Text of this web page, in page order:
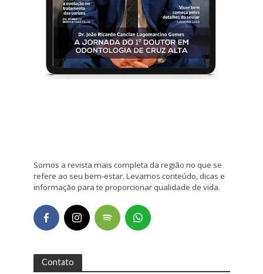
Somos a revista mais completa da região no que se
refere ao seu bem-estar. Levamos conteúdo, dicas e
informação para te proporcionar qualidade de vida.
Contato